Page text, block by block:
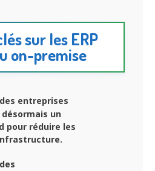
sur les ERP
on-premise
des entreprises
un
pour réduire les
des